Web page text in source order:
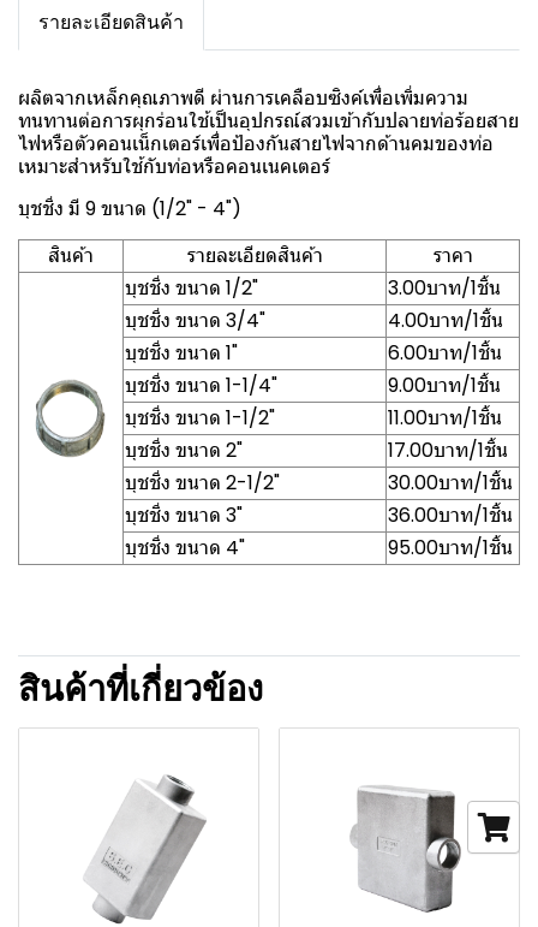
รายละเอียดสินค้า
ผลิตจากเหล็กคุณภาพดี ผ่านการเคลือบซิงค์เพื่อเพิ่มความ
ทนทานต่อการผุกร่อนใช้เป็นอุปกรณ์สวมเข้ากับปลายท่อร้อยสาย
ไฟหรือตัวคอนเน็กเตอร์เพื่อป้องกันสายไฟจากด้านคมของท่อ
เหมาะสำหรับใช้กับท่อหรือคอนเนคเตอร์
บุชชิ่ง มี 9 ขนาด (1/2" - 4")
สินค้า
รายละเอียดสินค้า
ราคา
บุชชิ่ง ขนาด 1/2"
3.00บาท/1ชิ้น
บุชชิ่ง ขนาด 3/4"
4.00บาท/1ชิ้น
บุชชิ่ง ขนาด 1"
6.00บาท/1ชิ้น
บุชชิ่ง ขนาด 1-1/4"
9.00บาท/1ชิ้น
บุชชิ่ง ขนาด 1-1/2"
11.00บาท/1ชิ้น
บุชชิ่ง ขนาด 2"
17.00บาท/1ชิ้น
บุชชิ่ง ขนาด 2-1/2"
30.00บาท/1ชิ้น
บุชชิ่ง ขนาด 3"
36.00บาท/1ชิ้น
บุชชิ่ง ขนาด 4"
95.00บาท/1ชิ้น
สินค้าที่เกี่ยวข้อง